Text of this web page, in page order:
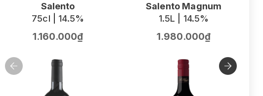
Salento
75cl | 14.5%
1.160.000₫
Salento Magnum
1.5L | 14.5%
1.980.000₫